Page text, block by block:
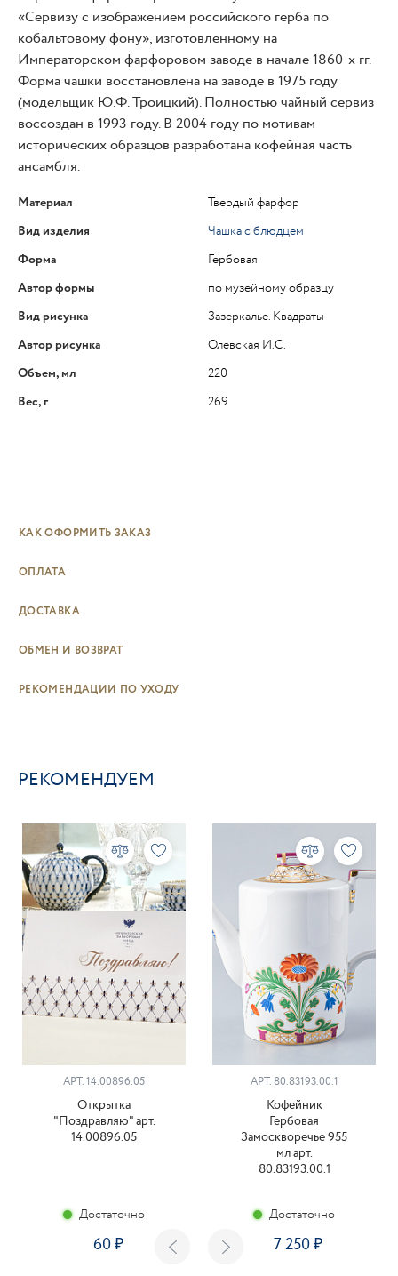
«Сервизу с изображением российского герба по
кобальтовому фону», изготовленному на
Императорском фарфоровом заводе в начале 1860-х гг.
Форма чашки восстановлена на заводе в 1975 году
(модельщик Ю.Ф. Троицкий). Полностью чайный сервиз
воссоздан в 1993 году. В 2004 году по мотивам
исторических образцов разработана кофейная часть
ансамбля.
Материал
Твердый фарфор
Вид изделия
Чашка с блюдцем
Форма
Гербовая
Автор формы
по музейному образцу
Вид рисунка
Зазеркалье. Квадраты
Автор рисунка
Олевская И.С.
Объем, мл
220
Вес, г
269
КАК ОФОРМИТЬ ЗАКАЗ
ОПЛАТА
ДОСТАВКА
ОБМЕН И ВОЗВРАТ
РЕКОМЕНДАЦИИ ПО УХОДУ
РЕКОМЕНДУЕМ
АРТ. 14.00896.05
Открытка
"Поздравляю" арт.
14.00896.05
Достаточно
60
АРТ. 80.83193.00.1
Кофейник
Гербовая
Замоскворечье 955
мл арт.
80.83193.00.1
Достаточно
7 250